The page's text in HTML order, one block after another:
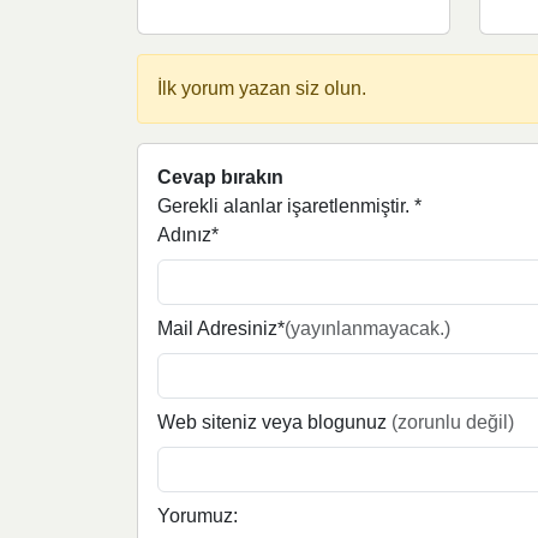
İlk yorum yazan siz olun.
Cevap bırakın
Gerekli alanlar işaretlenmiştir. *
Adınız*
Mail Adresiniz*(yayınlanmayacak.)
Web siteniz veya blogunuz (zorunlu değil)
Yorumuz: